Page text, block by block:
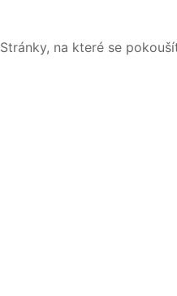
Stránky, na které se